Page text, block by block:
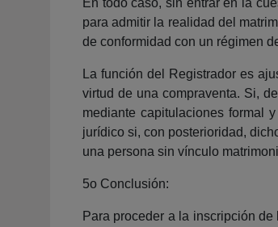
para admitir la realidad del
de conformidad con un régimen
La función del Registrador es
virtud de una compraventa. Si,
mediante capitulaciones formal
jurídico si, con posterioridad,
una persona sin vínculo
5o Conclusión:
Para proceder a la inscripción